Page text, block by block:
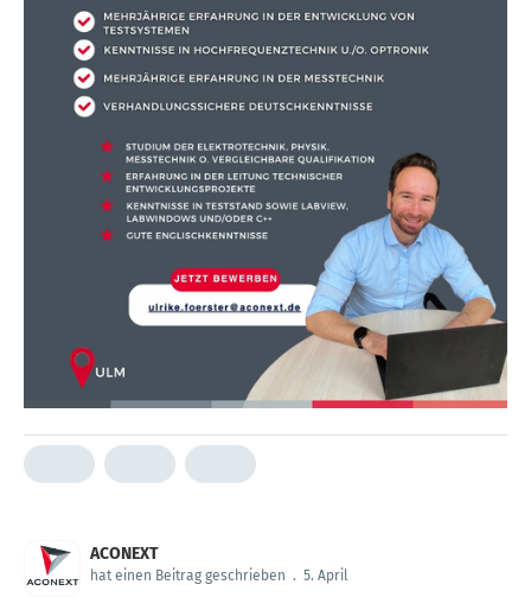
ACONEXT
hat einen Beitrag geschrieben . 5. April